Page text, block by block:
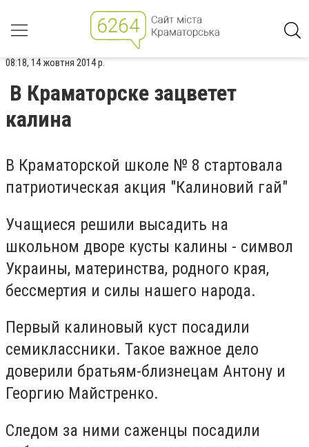
08:18, 14 жовтня 2014 р.
В Краматорске зацветет
калина
В Краматорской школе № 8 стартовала
патриотическая акция "Калиновий гай"
Учащиеся решили высадить на
школьном дворе кусты калины - символ
Украины, материнства, родного края,
бессмертия и силы нашего народа.
Первый калиновый куст посадили
семиклассники. Такое важное дело
доверили братьям-близнецам Антону и
Георгию Майстренко.
Следом за ними саженцы посадили